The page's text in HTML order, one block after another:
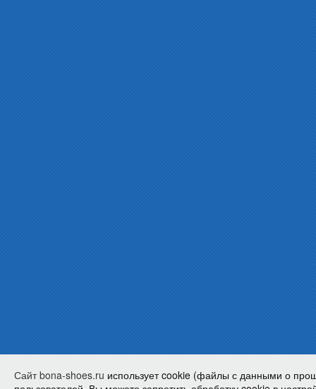
Сайт bona-shoes.ru использует cookie (файлы с данными о